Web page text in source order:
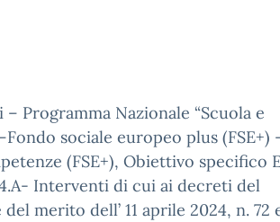
Programma Nazionale “Scuola e
sociale europeo plus (FSE+)
(FSE+), Obiettivo specifico
Interventi di cui ai decreti del
merito dell’ 11 aprile 2024, n. 72